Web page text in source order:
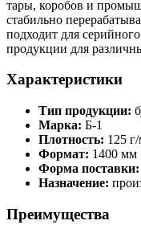
тары, коробов и
стабильно
подходит для
продукции для
Характеристики
Тип продукции:
Марка: Б-1
Плотность: 125 г/
Формат: 1400 мм
Форма поставки:
Назначение:
Преимущества